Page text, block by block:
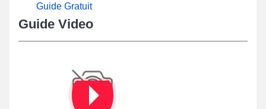
Guide Gratuit
Guide Video